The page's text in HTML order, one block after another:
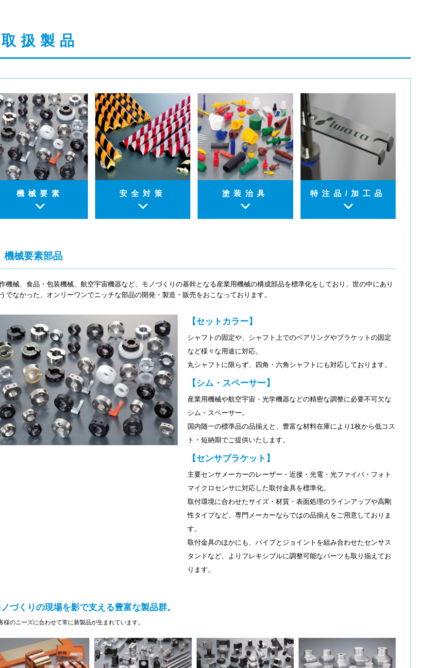
取扱製品
機械要素 安全対策 塗装治具 特注品/加工品
機械要素部品
機械、食品・包装機械、航空宇宙機器など、モノづくりの基幹となる産業用機械の構成部品を標準化をしており、世の中にあり
でなかった、オンリーワンでニッチな部品の開発・製造・販売をおこなっております。
【セットカラー】
シャフトの固定や、シャフト上でのベアリングやブラケットの固定
など様々な用途に対応。
丸シャフトに限らず、四角・六角シャフトにも対応しております。
【シム・スペーサー】
産業用機械や航空宇宙・光学機器などの精密な調整に必要不可欠な
シム・スペーサー。
国内随一の標準品の品揃えと、豊富な材料在庫により1枚から低コス
ト・短納期でご提供いたします。
【センサブラケット】
主要センサメーカーのレーザー・近接・光電・光ファイバ・フォト
マイクロセンサに対応した取付金具を標準化。
取付環境に合わせたサイズ・材質・表面処理のラインアップや高剛
性タイプなど、専門メーカーならではの品揃えをご用意しておりま
す。
取付金具のほかにも、パイプとジョイントを組み合わせたセンサス
タンドなど、よりフレキシブルに調整可能なパーツも取り揃えてお
ります。
づくりの現場を影で支える豊富な製品群。
様のニーズに合わせて常に新製品が生まれています。